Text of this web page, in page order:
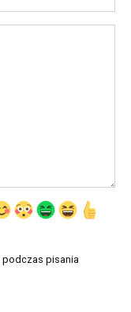
podczas pisania